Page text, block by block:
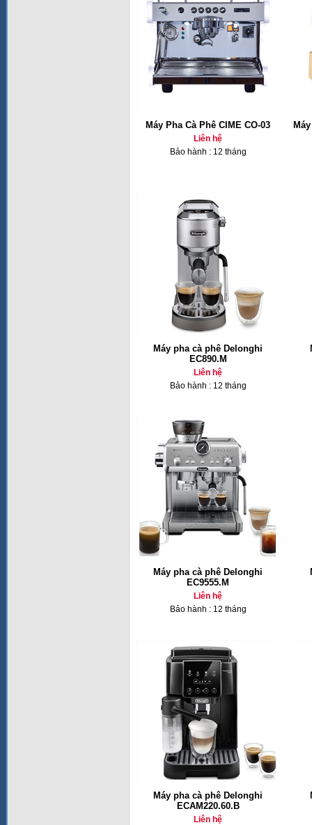
Máy Pha Cà Phê CIME CO-03
Liên hệ
Bảo hành : 12 tháng
Máy pha cà phê Delonghi
EC890.M
Liên hệ
Bảo hành : 12 tháng
Máy pha cà phê Delonghi
EC9555.M
Liên hệ
Bảo hành : 12 tháng
Máy pha cà phê Delonghi
ECAM220.60.B
Liên hệ